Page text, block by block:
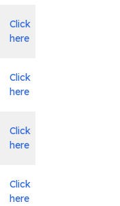
Click
here
Click
here
Click
here
Click
here